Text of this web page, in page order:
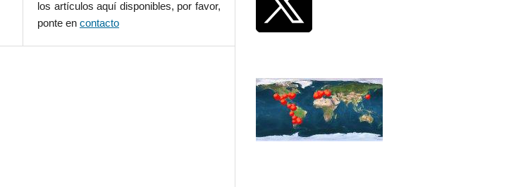
los artículos aquí disponibles, por favor,
ponte encontacto